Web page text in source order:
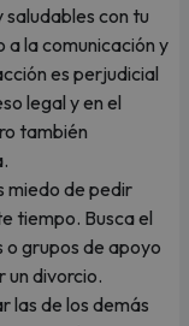
con tu
la comunicación y
es perjudicial
legal y en el
también
miedo de pedir
tiempo. Busca el
o grupos de apoyo
un divorcio.
las de los demás